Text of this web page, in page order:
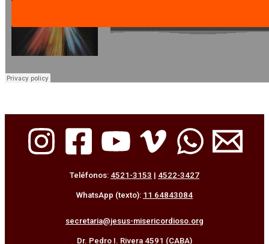
Teléfonos: 4521-3153 | 4522-3427
WhatsApp (texto): 11 64843084
secretaria@jesus-misericordioso.org
Dr. Pedro I. Rivera 4591 (CABA)